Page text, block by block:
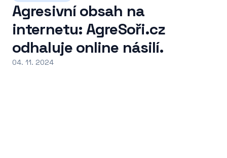
Agresivní obsah na
internetu: AgreSoři.cz
odhaluje online násilí.
04. 11. 2024